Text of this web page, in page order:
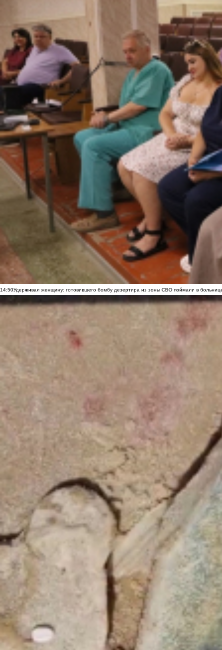
14:50Удерживал женщину: готовившего бомбу дезертира из зоны СВО поймали в